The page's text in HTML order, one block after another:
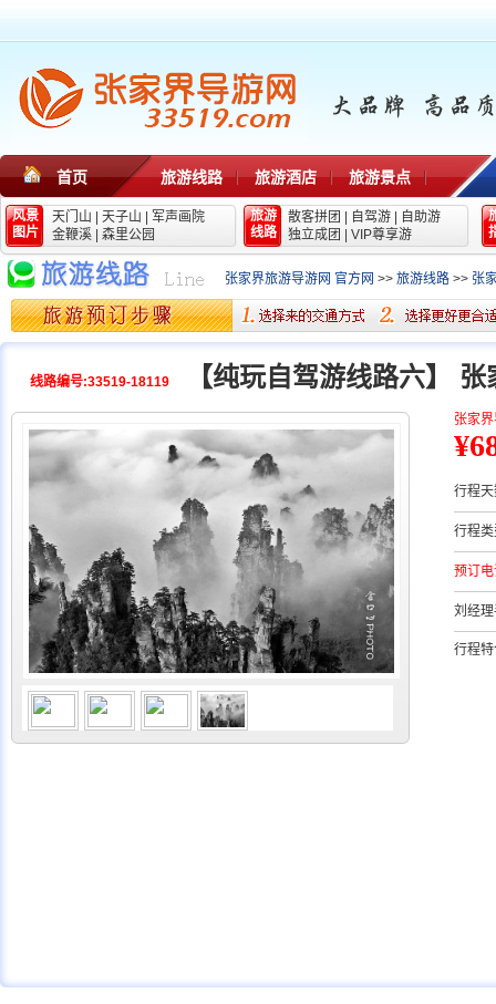
首页 旅游线路 旅游酒店 旅游景点
风景
图片
天门山 天子山
军声画院
金鞭溪
森里公园
旅游
线路
散客拼团 自驾游
自助游
独立成团
VIP尊享游
张家界旅游导游网 官方网 >> 旅游线路 >> 张
线路编号:33519-18119 【纯玩自驾游线路六】
张家
行程
行程
预订
刘经
行程